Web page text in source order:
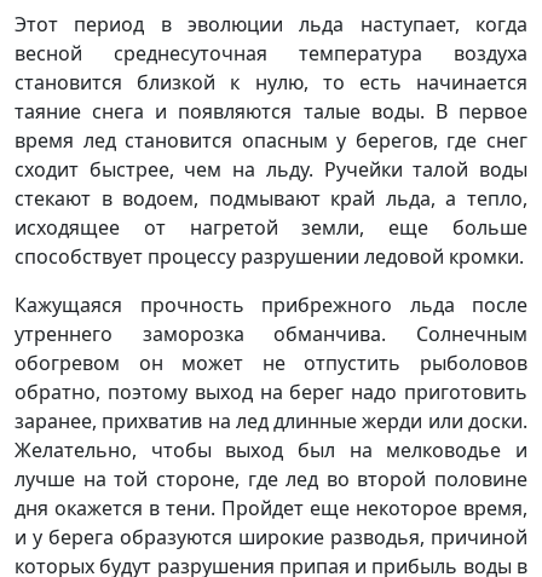
Этот период в эволюции льда наступает, когда
весной среднесуточная температура воздуха
становится близкой к нулю, то есть начинается
таяние снега и появляются талые воды. В первое
время лед становится опасным у берегов, где снег
сходит быстрее, чем на льду. Ручейки талой воды
стекают в водоем, подмывают край льда, а тепло,
исходящее от нагретой земли, еще больше
способствует процессу разрушении ледовой кромки.
Кажущаяся прочность прибрежного льда после
утреннего заморозка обманчива. Солнечным
обогревом он может не отпустить рыболовов
обратно, поэтому выход на берег надо приготовить
заранее, прихватив на лед длинные жерди или доски.
Желательно, чтобы выход был на мелководье и
лучше на той стороне, где лед во второй половине
дня окажется в тени. Пройдет еще некоторое время,
и у берега образуются широкие разводья, причиной
которых будут разрушения припая и прибыль воды в